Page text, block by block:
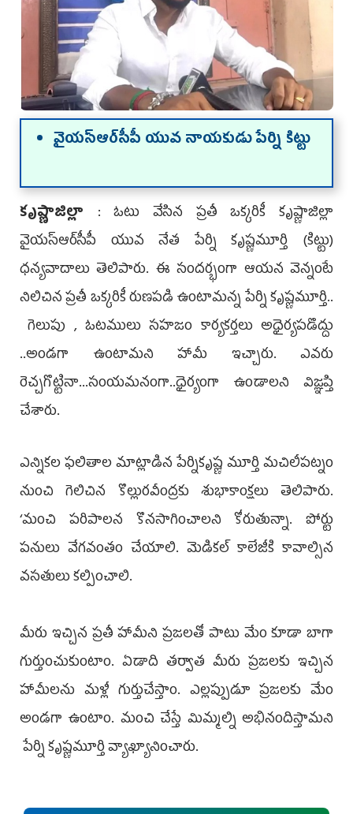
వైయ‌స్ఆర్‌సీపీ యువ నాయ‌కుడు పేర్ని కిట్టు
కృష్ణాజిల్లా : ఓటు వేసిన ప్రతీ ఒక్కరికీ కృష్ణాజిల్లా
వైయ‌స్ఆర్‌సీపీ యువ నేత పేర్ని కృష్ణమూర్తి (కిట్టు)
ధన్యవాదాలు తెలిపారు. ఈ సందర్భంగా ఆయన వెన్నంటే
నిలిచిన ప్రతీ ఒక్కరికీ రుణపడి ఉంటామన్న పేర్ని కృష్ణమూర్తి..
గెలుపు , ఓటములు సహజం కార్యకర్తలు అధైర్యపడొద్దు
..అండగా ఉంటామని హామీ ఇచ్చారు. ఎవరు
రెచ్చగొట్టినా...సంయమనంగా..ధైర్యంగా ఉండాలని విజ్ఞప్తి
చేశారు.
ఎన్నికల ఫలితాల మాట్లాడిన పేర్నికృష్ణ మూర్తి మచిలీపట్నం
నుంచి గెలిచిన కొల్లురవీంద్రకు శుభాకాంక్షలు తెలిపారు.
‘మంచి పరిపాలన కొనసాగించాలని కోరుతున్నా. పోర్టు
పనులు వేగవంతం చేయాలి. మెడికల్ కాలేజీకి కావాల్సిన
వసతులు కల్పించాలి.
మీరు ఇచ్చిన ప్రతీ హామీని ప్రజలతో పాటు మేం కూడా బాగా
గుర్తుంచుకుంటాం. ఏడాది తర్వాత మీరు ప్రజలకు ఇచ్చిన
హామీలను మళ్లీ గుర్తుచేస్తాం. ఎల్లప్పుడూ ప్రజలకు మేం
అండగా ఉంటాం. మంచి చేస్తే మిమ్మల్ని అభినందిస్తామ‌ని
పేర్ని కృష్ణమూర్తి వ్యాఖ్యానించారు.